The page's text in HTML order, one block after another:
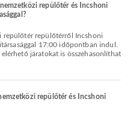
repülőtér és Incshoni
17:00 időpontban indul.
járatokat is összehasonlíthat
repülőtér és Incshoni